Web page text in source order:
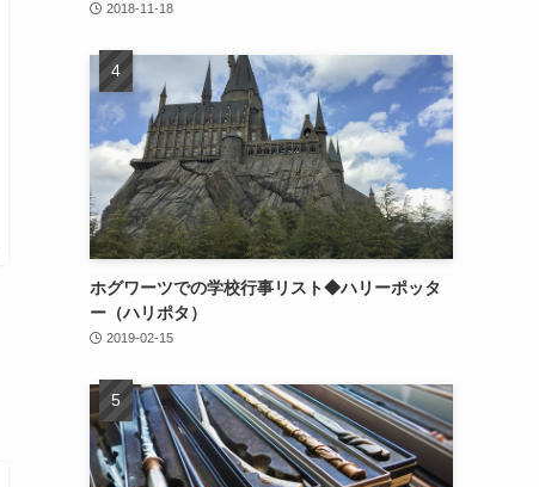
2018-11-18
ホグワーツでの学校行事リスト◆ハリーポッタ
ー（ハリポタ）
2019-02-15